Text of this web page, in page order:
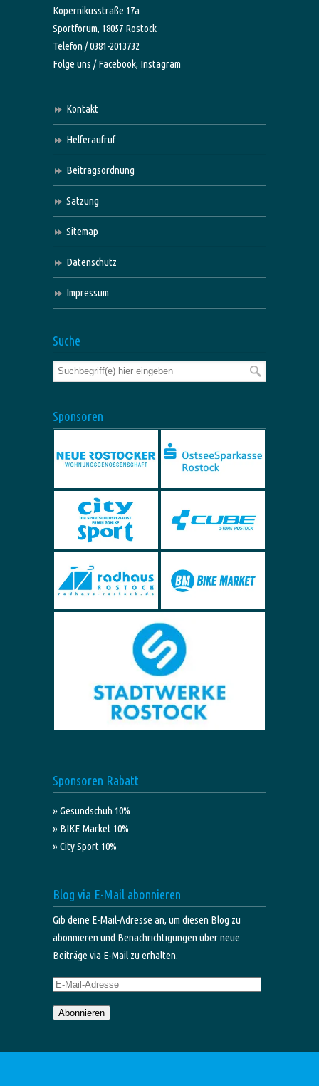
Kopernikusstraße 17a
Sportforum, 18057 Rostock
Telefon / 0381-2013732
Folge uns /Facebook, Instagram
Kontakt
Helferaufruf
Beitragsordnung
Satzung
Sitemap
Datenschutz
Impressum
Suche
Sponsoren
Sponsoren Rabatt
» Gesundschuh 10%
» BIKE Market 10%
» City Sport 10%
Blog via E-Mail abonnieren
Gib deine E-Mail-Adresse an, um diesen Blog zu
abonnieren und Benachrichtigungen über neue
Beiträge via E-Mail zu erhalten.
E-
Adresse
Abonnieren